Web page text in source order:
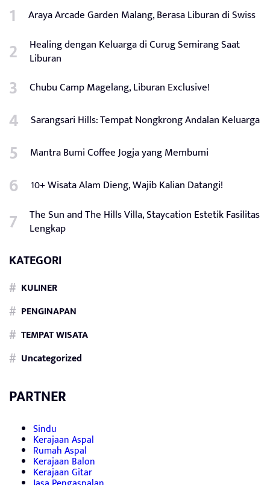
Araya Arcade Garden Malang, Berasa Liburan di Swiss
Healing dengan Keluarga di Curug Semirang Saat
Liburan
Chubu Camp Magelang, Liburan Exclusive!
Sarangsari Hills: Tempat Nongkrong Andalan Keluarga
Mantra Bumi Coffee Jogja yang Membumi
10+ Wisata Alam Dieng, Wajib Kalian Datangi!
The Sun and The Hills Villa, Staycation Estetik Fasilitas
Lengkap
KATEGORI
KULINER
PENGINAPAN
TEMPAT WISATA
Uncategorized
PARTNER
Sindu
Kerajaan Aspal
Rumah Aspal
Kerajaan Balon
Kerajaan Gitar